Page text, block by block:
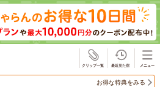
お得な特典をみる